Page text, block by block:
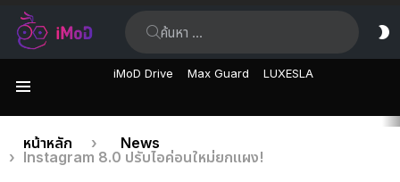
iMoD Drive Max Guard LUXESLA
เรื่อง
ล่าสุด
คุณอยู่ที่นี่:
หน้าหลัก
News
Instagram 8.0 ปรับไอค่อนใหม่ยกแผง!